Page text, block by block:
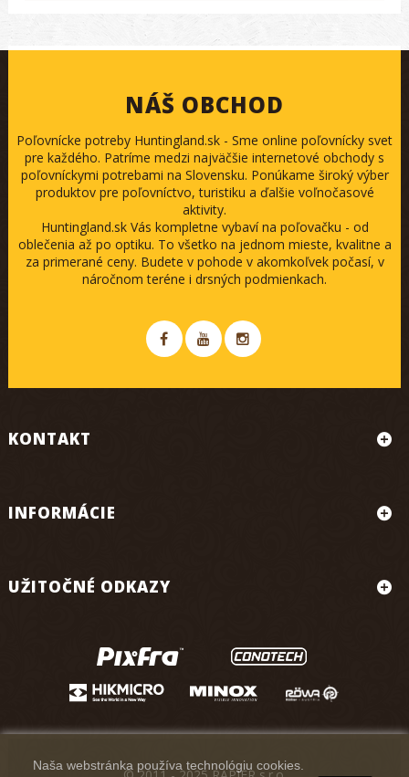
NÁŠ OBCHOD
Poľovnícke potreby Huntingland.sk - Sme online poľovnícky svet
pre každého. Patríme medzi najväčšie internetové obchody s
poľovníckymi potrebami na Slovensku. Ponúkame široký výber
produktov pre poľovníctvo, turistiku a ďalšie voľnočasové
aktivity.
Huntingland.sk Vás kompletne vybaví na poľovačku - od
oblečenia až po optiku. To všetko na jednom mieste, kvalitne a
za primerané ceny. Budete v pohode v akomkoľvek počasí, v
náročnom teréne i drsných podmienkach.
KONTAKT
INFORMÁCIE
UŽITOČNÉ ODKAZY
Naša webstránka používa technológiu cookies.